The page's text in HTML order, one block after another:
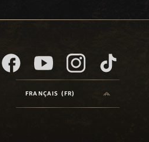
FRANÇAIS (FR)